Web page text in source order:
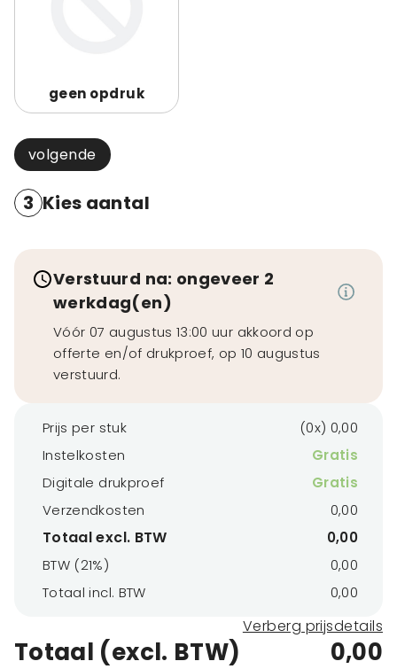
geen opdruk
volgende
3 Kies aantal
Verstuurd na: ongeveer 2
werkdag(en)
Vóór 07 augustus 13:00 uur akkoord op
offerte en/of drukproef, op 10 augustus
verstuurd.
Prijs per stuk
(0x) 0,00
Instelkosten
Gratis
Digitale drukproef
Gratis
Verzendkosten
0,00
Totaal excl. BTW
0,00
BTW (21%)
0,00
Totaal incl. BTW
0,00
Verberg prijsdetails
Totaal (excl. BTW) 0,00